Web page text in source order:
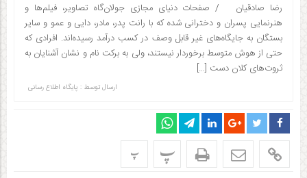
رضا صادقیان / صفحات دنیای مجازی جولان‌گاه تصاویر، فیلم‌ها و
هنرنمایی پسران و دخترانی شده که با رانت پدر، مادر، دایی و عمو و سایر
بستگان به جایگاه‌های غیر قابل وصف در کسب درآمد رسیده‌اند. افرادی که
حتی از هوش متوسط برخوردار نیستند، ولی به برکت نام و نشان آشنایان به
ثروت‌های کلان دست […]
ارسال توسط : پایگاه اطلاع رسانی
پ پ